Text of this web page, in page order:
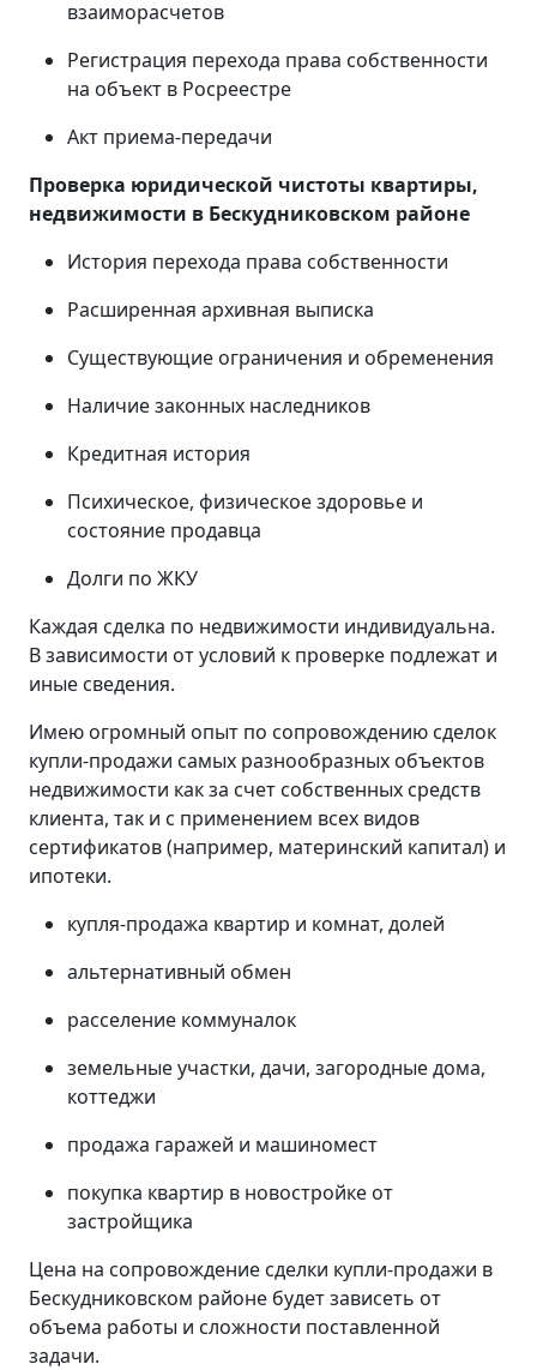
взаиморасчетов
Регистрация перехода права собственности
на объект в Росреестре
Акт приема-передачи
Проверка юридической чистоты квартиры,
недвижимости в Бескудниковском районе
История перехода права собственности
Расширенная архивная выписка
Существующие ограничения и обременения
Наличие законных наследников
Кредитная история
Психическое, физическое здоровье и
состояние продавца
Долги по ЖКУ
Каждая сделка по недвижимости индивидуальна.
В зависимости от условий к проверке подлежат и
иные сведения.
Имею огромный опыт по сопровождению сделок
купли-продажи самых разнообразных объектов
недвижимости как за счет собственных средств
клиента, так и с применением всех видов
сертификатов (например, материнский капитал) и
ипотеки.
купля-продажа квартир и комнат, долей
альтернативный обмен
расселение коммуналок
земельные участки, дачи, загородные дома,
коттеджи
продажа гаражей и машиномест
покупка квартир в новостройке от
застройщика
Цена на сопровождение сделки купли-продажи в
Бескудниковском районе будет зависеть от
объема работы и сложности поставленной
задачи.